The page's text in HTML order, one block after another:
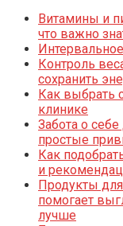
Витамины и
что важно
Контроль
сохранить
Как выбрать
клинике
Забота о
простые
Как
и
Продукты
помогает
лучше